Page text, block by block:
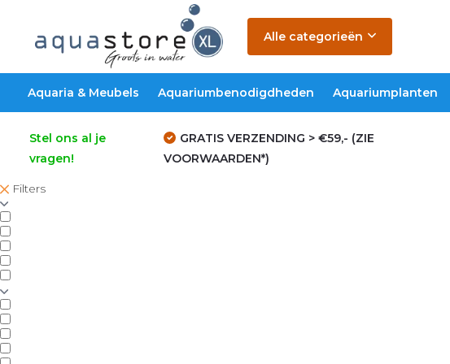
Alle categorieën
Aquaria & Meubels Aquariumbenodigdheden Aquariumplanten
Stel ons al je
vragen!
GRATIS VERZENDING > €59,- (ZIE
VOORWAARDEN*)
Filters